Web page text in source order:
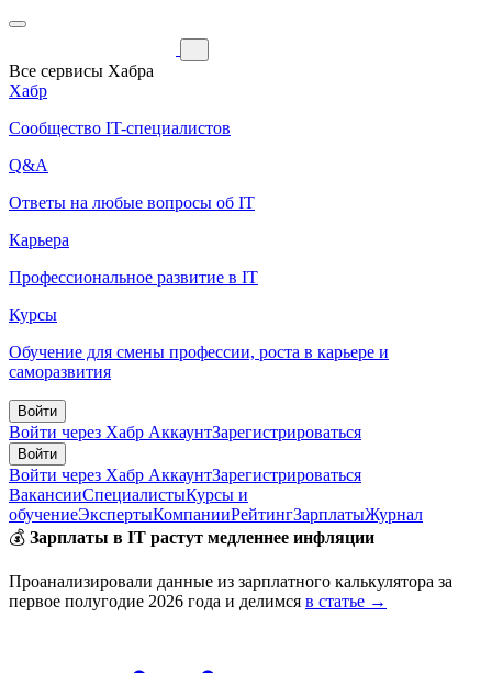
Все сервисы Хабра
Хабр
Сообщество IT-специалистов
Q&A
Ответы на любые вопросы об IT
Карьера
Профессиональное развитие в IT
Курсы
Обучение для смены профессии, роста в карьере и
саморазвития
Войти
Войти через Хабр АккаунтЗарегистрироваться
Войти
Войти через Хабр АккаунтЗарегистрироваться
ВакансииСпециалистыКурсы и
обучениеЭкспертыКомпанииРейтингЗарплатыЖурнал
💰 Зарплаты в IT растут медленнее инфляции
Проанализировали данные из зарплатного калькулятора за
первое полугодие 2026 года и делимся в статье →